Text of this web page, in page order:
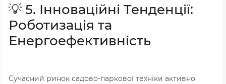
💡 5. Інноваційні Тенденції:
Роботизація та
Енергоефективність
Сучасний ринок садово-паркової техніки активно